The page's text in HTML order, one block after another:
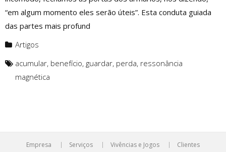
“em algum momento eles serão úteis”. Esta conduta guiada
das partes mais profund
Artigos
acumular, benefício, guardar, perda, ressonância
magnética
Empresa Serviços Vivências e Jogos Clientes